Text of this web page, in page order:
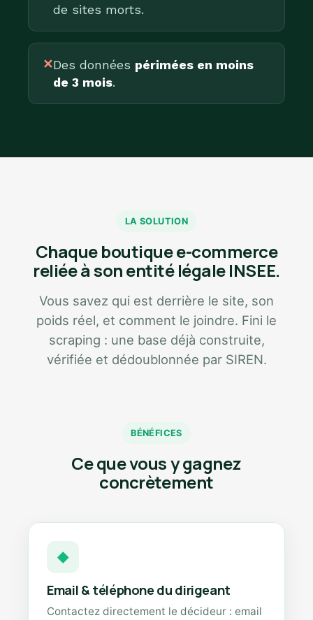
de sites morts.
✕Des données périmées en moins
de 3 mois.
LA SOLUTION
Chaque boutique e-commerce
reliée à son entité légale INSEE.
Vous savez qui est derrière le site, son
poids réel, et comment le joindre. Fini le
scraping : une base déjà construite,
vérifiée et dédoublonnée par SIREN.
BÉNÉFICES
Ce que vous y gagnez
concrètement
◆
Email & téléphone du dirigeant
Contactez directement le décideur : email